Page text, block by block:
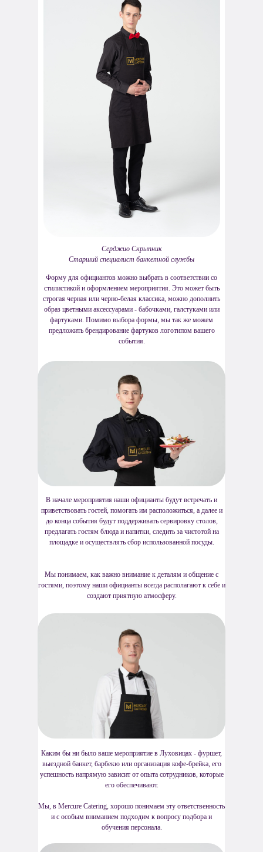
Серджио Скрыпник
Старший специалист банкетной службы
Форму для официантов можно выбрать в соответствии со
стилистикой и оформлением мероприятия. Это может быть
строгая черная или черно-белая классика, можно дополнить
образ цветными аксессуарами - бабочками, галстуками или
фартуками. Помимо выбора формы, мы так же можем
предложить брендирование фартуков логотипом вашего
события.
Мы понимаем, как важно внимание к деталям и общение с
гостями, поэтому наши официанты всегда располагают к себе и
создают приятную атмосферу.
Мы, в Mercure Catering, хорошо понимаем эту ответственность
и с особым вниманием подходим к вопросу подбора и
обучения персонала.
Каким бы ни было ваше мероприятие в Луховицах - фуршет,
выездной банкет, барбекю или организация кофе-брейка, его
успешность напрямую зависит от опыта сотрудников, которые
его обеспечивают.
В начале мероприятия наши официанты будут встречать и
приветствовать гостей, помогать им расположиться, а далее и
до конца события будут поддерживать сервировку столов,
предлагать гостям блюда и напитки, следить за чистотой на
площадке и осуществлять сбор использованной посуды.